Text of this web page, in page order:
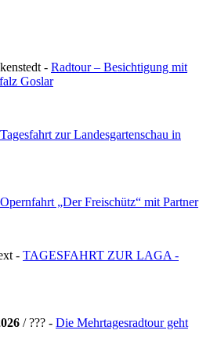
- Radtour – Besichtigung mit
Goslar
Tagesfahrt zur Landesgartenschau in
Opernfahrt „Der Freischütz“ mit Partner
- TAGESFAHRT ZUR LAGA -
/ ??? - Die Mehrtagesradtour geht